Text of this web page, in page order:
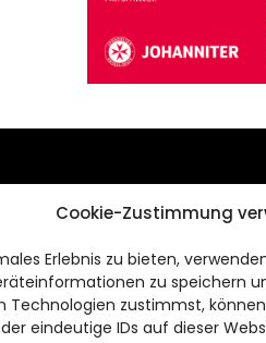
Cookie-Zustimmung
Erlebnis zu bieten,
zu speichern
Technologien zustimmst,
eindeutige IDs auf dieser
DAS
FÜR
Impressum
Cookie